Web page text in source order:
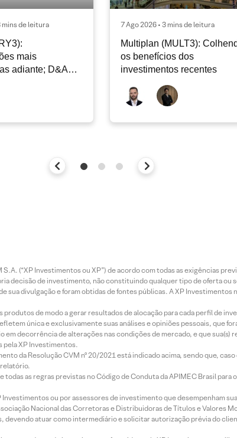
mins de leitura
mais
adiante; D&A
nos níveis
7 Ago 2026 • 3 mins de leitura
Multiplan (MULT3):
os benefícios dos
investimentos recentes
(“XP Investimentos ou XP”) de acordo com todas as exigências
decisão de investimento, não constituindo qualquer tipo de oferta ou
sua divulgação e foram obtidas de fontes públicas. A XP
de modo a gerar resultados de alocação para cada perfil de
única e exclusivamente suas análises e opiniões pessoais, que
em decorrência de alterações nas condições de mercado, e que
pela XP Investimentos.
da Resolução CVM nº 20/2021 está indicado acima, sendo que,
as regras previstas no Código de Conduta da APIMEC Brasil
ou por assessores de investimento que desempenham
Nacional das Corretoras e Distribuidoras de Títulos e Valores
atuar como intermediário e solicitar autorização prévia do